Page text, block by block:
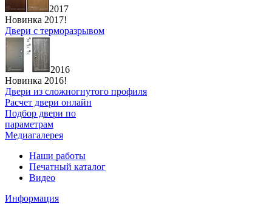
2017
Новинка 2017!
Двери с терморазрывом
2016
Новинка 2016!
Двери из сложногнутого профиля
Расчет двери онлайн
Подбор двери по
параметрам
Медиагалерея
Наши работы
Печатный каталог
Видео
Информация